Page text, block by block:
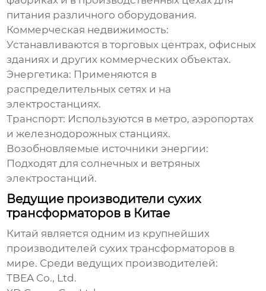
питания различного оборудования.
Коммерческая недвижимость:
Устанавливаются в торговых центрах, офисных
зданиях и других коммерческих объектах.
Энергетика: Применяются в
распределительных сетях и на
электростанциях.
Транспорт: Используются в метро, аэропортах
и железнодорожных станциях.
Возобновляемые источники энергии:
Подходят для солнечных и ветряных
электростанций.
Ведущие производители сухих
трансформаторов в Китае
Китай является одним из крупнейших
производителей сухих трансформаторов в
мире. Среди ведущих производителей:
TBEA Co., Ltd.